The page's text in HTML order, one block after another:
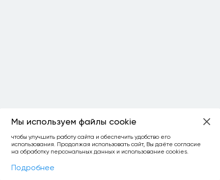
Фильтры
Мы используем файлы cookie
чтобы улучшить работу сайта и обеспечить удобство его
использования. Продолжая использовать сайт, Вы даёте согласие
на обработку персональных данных и использование cookies.
Подробнее
ОСТАЛОСЬ:
уточнить фильтр сравнить топ-3
спросить ИИ